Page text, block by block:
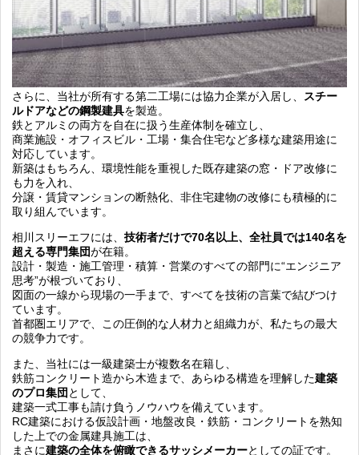
さらに、当社が所有する第二工場には協力企業が入居し、 スチー
ルドアなどの鋼製建具を製造。
鉄とアルミの両方を自在に扱う生産体制を確立し、
商業施設・オフィスビル・工場・集合住宅など多様な建築用途に
対応しています。
新築はもちろん、環境性能を重視した既存建築の窓・ドア改修に
も力を入れ、
分譲・賃貸マンションの断熱化、非住宅建物の改修にも積極的に
取り組んでいます。
相川スリーエフには、 技術者だけで70名以上、全社員では140名を
超える専門集団が在籍。
設計・製造・施工管理・積算・営業のすべての部門に“エンジニア
思考”が根づいており、
図面の一線から現場の一手まで、すべてを技術の言葉で結びつけ
ています。
首都圏エリアで、この圧倒的な人材力と組織力が、私たちの最大
の競争力です。
また、当社には一級建築士が複数名在籍し、
鉄筋コンクリート造から木造まで、あらゆる構造を理解した建築
のプロ集団 として、
建築一式工事も請け負うノウハウを備えています。
RC建築における仮設計画・地盤改良・鉄筋・コンクリートを熟知
した上での金属建具施工は、
まさに建築の全体を俯瞰できるサッシメーカーとしての証です。